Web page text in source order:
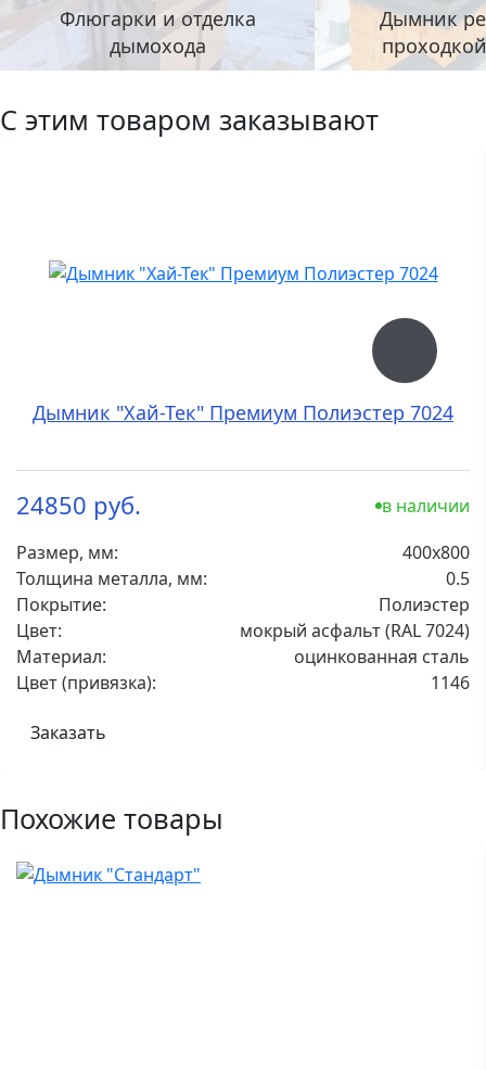
Флюгарки и отделка
дымохода
Дымник
С этим товаром заказывают
Дымник "Хай-Тек" Премиум Полиэстер 7024
24850 руб.
в наличии
Размер, мм:
400х800
Толщина металла, мм:
0.5
Покрытие:
Полиэстер
Цвет:
мокрый асфальт (RAL 7024)
Материал:
оцинкованная сталь
Цвет (привязка):
1146
Заказать
Похожие товары